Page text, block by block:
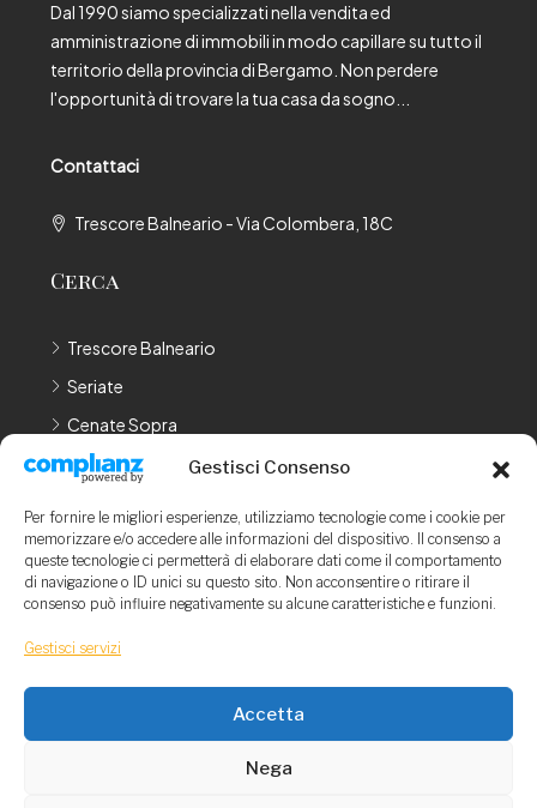
Gestisci Consenso
Per fornire le migliori esperienze, utilizziamo tecnologie come i cookie per
memorizzare e/o accedere alle informazioni del dispositivo. Il consenso a
queste tecnologie ci permetterà di elaborare dati come il comportamento
di navigazione o ID unici su questo sito. Non acconsentire o ritirare il
consenso può influire negativamente su alcune caratteristiche e funzioni.
Gestisci servizi
Accetta
Nega
Dal 1990 siamo specializzati nella vendita ed
amministrazione di immobili in modo capillare su tutto il
territorio della provincia di Bergamo. Non perdere
l'opportunità di trovare la tua casa da sogno...
Contattaci
Trescore Balneario - Via Colombera, 18C
Cerca
Trescore Balneario
Seriate
Cenate Sopra
Cenate Sotto
LEGAL
Privacy Policy
Cookie Policy